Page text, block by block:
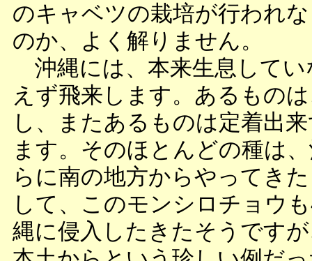
のキャベツの栽培が行われ
のか、よく解りません。
沖縄には、本来生息してい
えず飛来します。あるもの
し、またあるものは定着出
ます。そのほとんどの種は
らに南の地方からやってき
して、このモンシロチョウ
縄に侵入したきたそうです